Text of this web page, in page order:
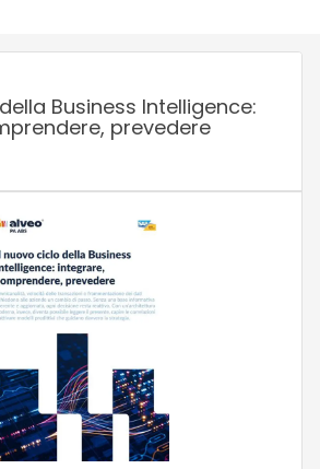
Business Intelligence:
prevedere